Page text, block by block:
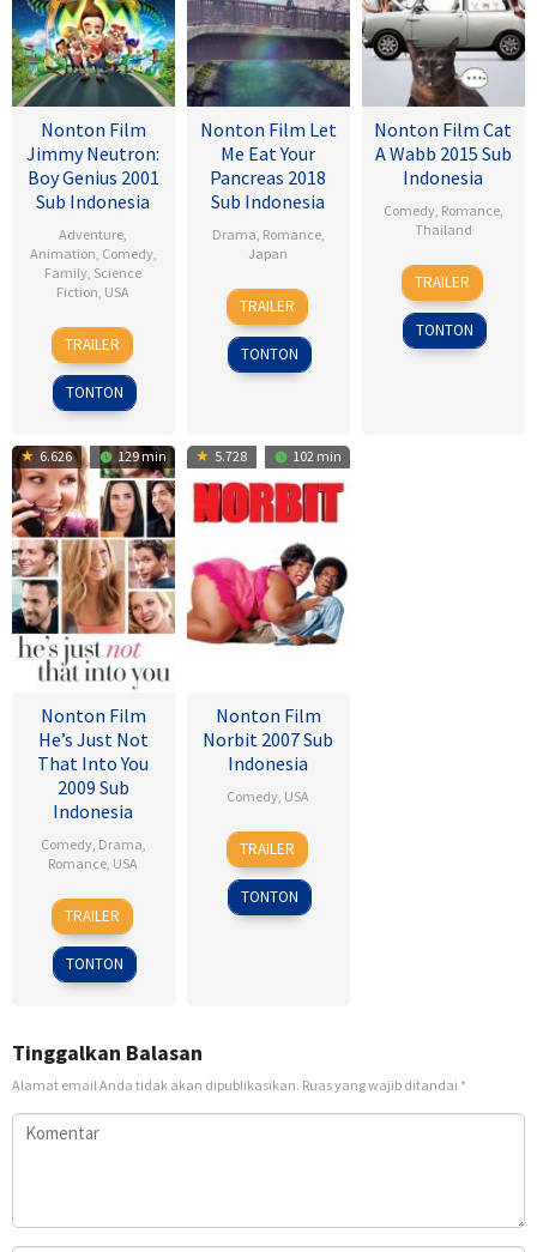
Nonton Film
Jimmy Neutron:
Boy Genius 2001
Sub Indonesia
Adventure,
Animation, Comedy,
Family, Science
Fiction, USA
14
Dec
2001
John
A.
Davis
TRAILER
TONTON
Nonton Film Let
Me Eat Your
Pancreas 2018
Sub Indonesia
Drama, Romance,
Japan
28
Jul
2017
Sho
Tsukikawa
TRAILER
TONTON
Nonton Film Cat
A Wabb 2015 Sub
Indonesia
Comedy, Romance,
Thailand
4
Mar
2015
Nareubadee
Wetchakam
TRAILER
TONTON
6.626 129 min
Nonton Film
He’s Just Not
That Into You
2009 Sub
Indonesia
Comedy, Drama,
Romance, USA
6
Feb
2009
Ken
Kwapis
TRAILER
TONTON
5.728 102 min
Nonton Film
Norbit 2007 Sub
Indonesia
Comedy, USA
8
Feb
2007
Brian
Robbins
TRAILER
TONTON
Tinggalkan Balasan
Alamat email Anda tidak akan dipublikasikan. Ruas yang wajib ditandai *